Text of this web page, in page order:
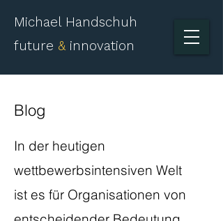
Michael Handschuh
future & innovation
Blog
​In der heutigen
wettbewerbsintensiven Welt
ist es für Organisationen von